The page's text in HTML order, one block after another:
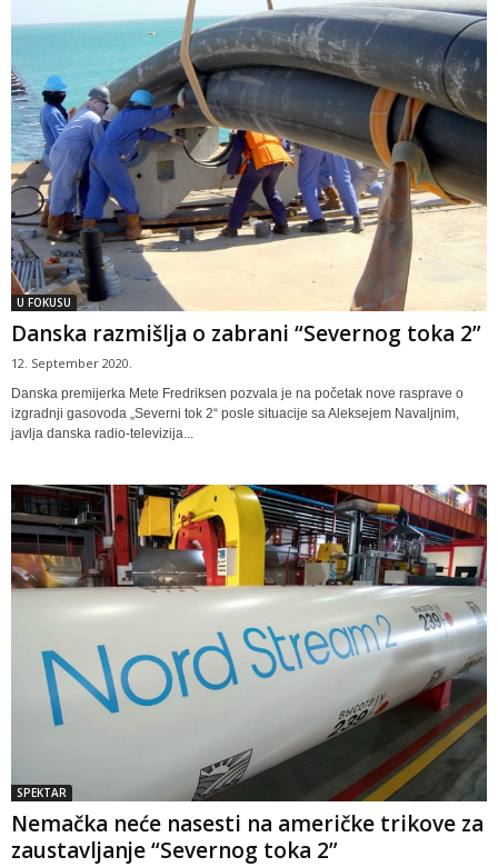
U FOKUSU
Danska razmišlja o zabrani “Severnog toka 2”
12. September 2020.
Danska premijerka Mete Fredriksen pozvala je na početak nove rasprave o
izgradnji gasovoda „Severni tok 2“ posle situacije sa Aleksejem Navaljnim,
javlja danska radio-televizija...
SPEKTAR
Nemačka neće nasesti na američke trikove za
zaustavljanje “Severnog toka 2”